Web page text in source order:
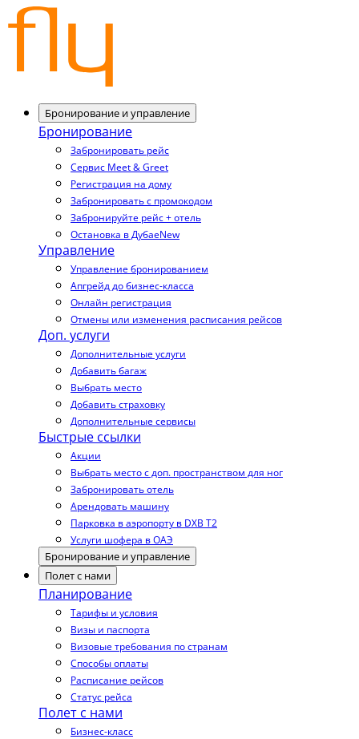
Бронирование и управление
Бронирование
Забронировать рейс
Сервис Meet & Greet
Регистрация на дому
Забронировать с промокодом
Забронируйте рейс + отель
Остановка в ДубаеNew
Управление
Управление бронированием
Апгрейд до бизнес-класса
Онлайн регистрация
Отмены или изменения расписания рейсов
Доп. услуги
Дополнительные услуги
Добавить багаж
Выбрать место
Добавить страховку
Дополнительные сервисы
Быстрые ссылки
Акции
Выбрать место с доп. пространством для ног
Забронировать отель
Арендовать машину
Парковка в аэропорту в DXB T2
Услуги шофера в ОАЭ
Бронирование и управление
Полет с нами
Планирование
Тарифы и условия
Визы и паспорта
Визовые требования по странам
Способы оплаты
Расписание рейсов
Статус рейса
Полет с нами
Бизнес-класс